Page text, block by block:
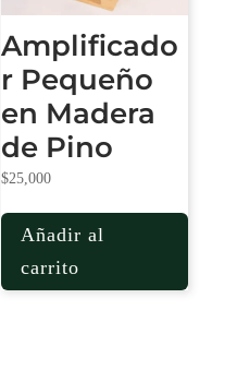
Amplificado
r Pequeño
en Madera
de Pino
$25,000
Añadir al
carrito